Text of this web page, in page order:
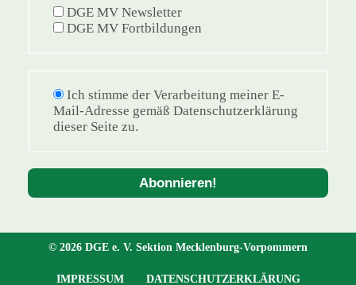
DGE MV Newsletter
DGE MV Fortbildungen
Ich stimme der Verarbeitung meiner E-
Mail-Adresse gemäß Datenschutzerklärung
dieser Seite zu.
© 2026 DGE e. V. Sektion Mecklenburg-Vorpommern
IMPRESSUM DATENSCHUTZERKLÄRUNG